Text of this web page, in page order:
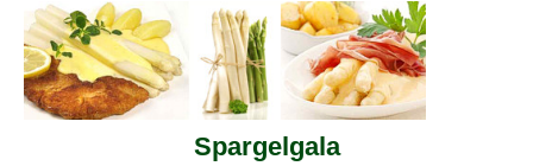
Spargelgala